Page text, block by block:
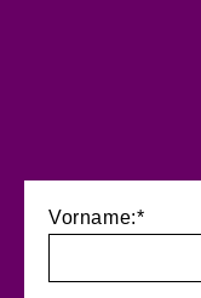
Vorname:*